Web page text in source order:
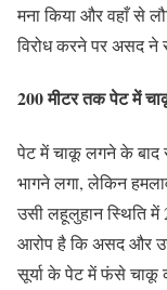
मना किया और वहाँ से
विरोध करने पर असद ने
200 मीटर तक पेट में
पेट में चाकू लगने के बाद
भागने लगा, लेकिन
उसी लहूलुहान स्थिति
आरोप है कि असद और
सूर्या के पेट में फंसे चाकू